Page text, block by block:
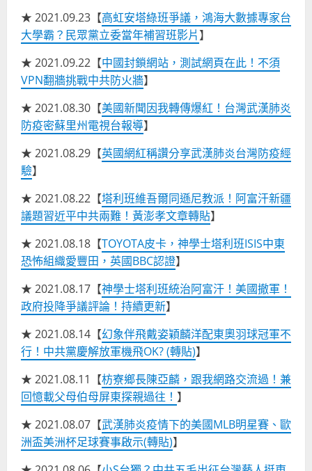
★ 2021.09.23【高虹安塔綠班爭議，鴻海大數據專家台
大學霸？民眾黨立委當年補習班影片】
★ 2021.09.22【中國封鎖網站，測試網頁在此！不須
VPN翻牆挑戰中共防火牆】
★ 2021.08.30【美國新聞因我轉傳爆紅！台灣武漢肺炎
防疫密蘇里州電視台報導】
★ 2021.08.29【英國網紅稱讚分享武漢肺炎台灣防疫經
驗】
★ 2021.08.22【塔利班維吾爾同遜尼教派！阿富汗新疆
議題習近平中共兩難！黃澎孝文章轉貼】
★ 2021.08.18【TOYOTA皮卡，神學士塔利班ISIS中東
恐怖組織愛豐田，英國BBC認證】
★ 2021.08.17【神學士塔利班統治阿富汗！美國撤軍！
政府投降爭議評論！持續更新】
★ 2021.08.14【幻象伴飛戴姿穎麟洋配東奧羽球冠軍不
行！中共黨慶解放軍機飛OK? (轉貼)】
★ 2021.08.11【枋寮鄉長陳亞麟，跟我網路交流過！兼
回憶載父母伯母屏東探親過往！ 】
★ 2021.08.07【武漢肺炎疫情下的美國MLB明星賽、歐
洲盃美洲杯足球賽事啟示(轉貼)】